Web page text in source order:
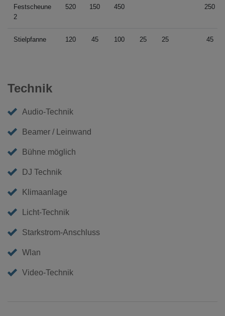
Festscheune
2
520 150 450 250
Stielpfanne 120 45 100 25 25 45
Technik
Audio-Technik
Beamer / Leinwand
Bühne möglich
DJ Technik
Klimaanlage
Licht-Technik
Starkstrom-Anschluss
Wlan
Video-Technik